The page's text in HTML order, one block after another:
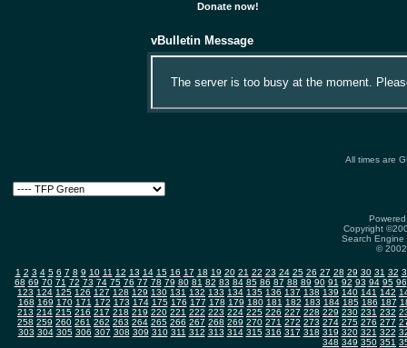
Donate now!
vBulletin Message
The server is too busy at the moment.
All times are
Copyright
Search
©
1 2 3 4 5 6 7 8 9 10 11 12 13 14 15 16 17 18 19 20 21 22 23 24 25 26 27 28 29 30 31 32
68 69 70 71 72 73 74 75 76 77 78 79 80 81 82 83 84 85 86 87 88 89 90 91 92 93 94 95 96
123 124 125 126 127 128 129 130 131 132 133 134 135 136 137 138 139 140 141 142
168 169 170 171 172 173 174 175 176 177 178 179 180 181 182 183 184 185 186 187
213 214 215 216 217 218 219 220 221 222 223 224 225 226 227 228 229 230 231 232
258 259 260 261 262 263 264 265 266 267 268 269 270 271 272 273 274 275 276 277
303 304 305 306 307 308 309 310 311 312 313 314 315 316 317 318 319 320 321 322
348 349 350 351